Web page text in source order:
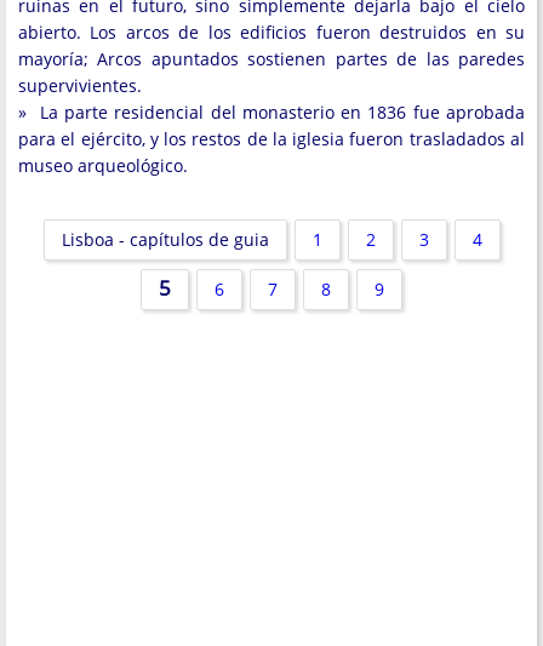
ruinas en el futuro, sino simplemente dejarla bajo el cielo
abierto. Los arcos de los edificios fueron destruidos en su
mayoría; Arcos apuntados sostienen partes de las paredes
supervivientes.
» La parte residencial del monasterio en 1836 fue aprobada
para el ejército, y los restos de la iglesia fueron trasladados al
museo arqueológico.
Lisboa - capítulos de guia 1 2 3 4
5 6 7 8 9